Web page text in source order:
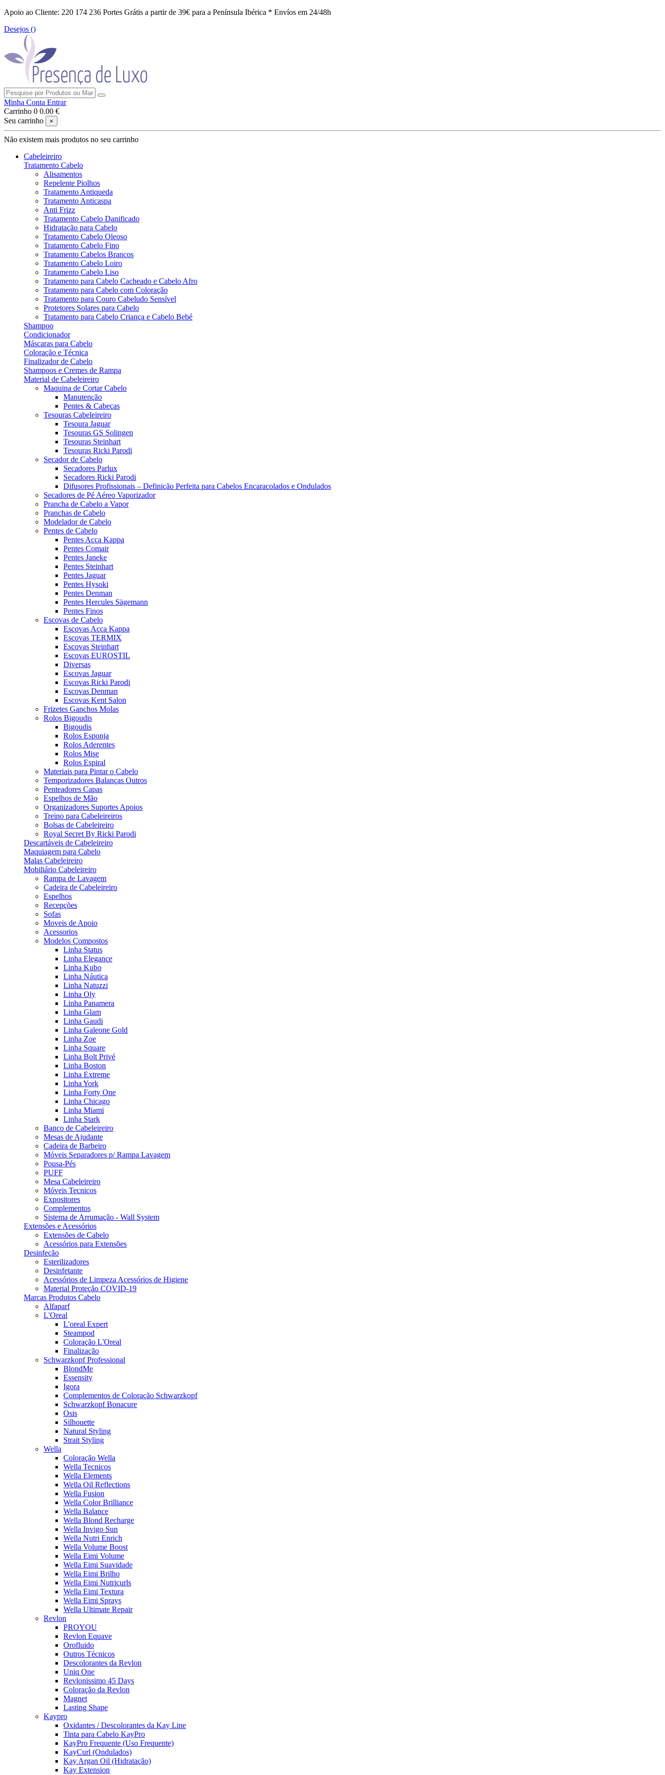
Apoio ao Cliente: 220 174 236 Portes Grátis a partir de 39€ para a Península Ibérica * Envíos em 24/48h
Desejos ()
Minha Conta Entrar
Carrinho 0 0.00 €
Seu carrinho
×
Não existem mais produtos no seu carrinho
Cabeleireiro
Tratamento Cabelo
Alisamentos
Repelente Piolhos
Tratamento Antiqueda
Tratamento Anticaspa
Anti Frizz
Tratamento Cabelo Danificado
Hidratação para Cabelo
Tratamento Cabelo Oleoso
Tratamento Cabelo Fino
Tratamento Cabelos Brancos
Tratamento Cabelo Loiro
Tratamento Cabelo Liso
Tratamento para Cabelo Cacheado e Cabelo Afro
Tratamento para Cabelo com Coloração
Tratamento para Couro Cabeludo Sensível
Protetores Solares para Cabelo
Tratamento para Cabelo Criança e Cabelo Bebé
Shampoo
Condicionador
Máscaras para Cabelo
Coloração e Técnica
Finalizador de Cabelo
Shampoos e Cremes de Rampa
Material de Cabeleireiro
Maquina de Cortar Cabelo
Manutenção
Pentes & Cabeças
Tesouras Cabeleireiro
Tesoura Jaguar
Tesouras GS Solingen
Tesouras Steinhart
Tesouras Ricki Parodi
Secador de Cabelo
Secadores Parlux
Secadores Ricki Parodi
Difusores Profissionais – Definição Perfeita para Cabelos Encaracolados e Ondulados
Secadores de Pé Aéreo Vaporizador
Prancha de Cabelo a Vapor
Pranchas de Cabelo
Modelador de Cabelo
Pentes de Cabelo
Pentes Acca Kappa
Pentes Comair
Pentes Janeke
Pentes Steinhart
Pentes Jaguar
Pentes Hysoki
Pentes Denman
Pentes Hercules Sägemann
Pentes Finos
Escovas de Cabelo
Escovas Acca Kappa
Escovas TERMIX
Escovas Steinhart
Escovas EUROSTIL
Diversas
Escovas Jaguar
Escovas Ricki Parodi
Escovas Denman
Escovas Kent Salon
Frizetes Ganchos Molas
Rolos Bigoudis
Bigoudis
Rolos Esponja
Rolos Aderentes
Rolos Mise
Rolos Espiral
Materiais para Pintar o Cabelo
Temporizadores Balanças Outros
Penteadores Capas
Espelhos de Mão
Organizadores Suportes Apoios
Treino para Cabeleireiros
Bolsas de Cabeleireiro
Royal Secret By Ricki Parodi
Descartáveis de Cabeleireiro
Maquiagem para Cabelo
Malas Cabeleireiro
Mobiliário Cabeleireiro
Rampa de Lavagem
Cadeira de Cabeleireiro
Espelhos
Recepções
Sofas
Moveis de Apoio
Acessorios
Modelos Compostos
Linha Status
Linha Elegance
Linha Kubo
Linha Náutica
Linha Natuzzi
Linha Oly
Linha Panamera
Linha Glam
Linha Gaudi
Linha Galeone Gold
Linha Zoe
Linha Square
Linha Bolt Privé
Linha Boston
Linha Extreme
Linha York
Linha Forty One
Linha Chicago
Linha Miami
Linha Stark
Banco de Cabeleireiro
Mesas de Ajudante
Cadeira de Barbeiro
Móveis Separadores p/ Rampa Lavagem
Pousa-Pés
PUFF
Mesa Cabeleireiro
Móveis Tecnicos
Expositores
Complementos
Sistema de Arrumação - Wall System
Extensões e Acessórios
Extensões de Cabelo
Acessórios para Extensões
Desinfeção
Esterilizadores
Desinfetante
Acessórios de Limpeza Acessórios de Higiene
Material Proteção COVID-19
Marcas Produtos Cabelo
Alfaparf
L'Oreal
L'oreal Expert
Steampod
Coloração L'Oreal
Finalização
Schwarzkopf Professional
BlondMe
Essensity
Igora
Complementos de Coloração Schwarzkopf
Schwarzkopf Bonacure
Osis
Silhouette
Natural Styling
Strait Styling
Wella
Coloração Wella
Wella Tecnicos
Wella Elements
Wella Oil Reflections
Wella Fusion
Wella Color Brilliance
Wella Balance
Wella Blond Recharge
Wella Invigo Sun
Wella Nutri Enrich
Wella Volume Boost
Wella Eimi Volume
Wella Eimi Suavidade
Wella Eimi Brilho
Wella Eimi Nutricurls
Wella Eimi Textura
Wella Eimi Sprays
Wella Ultimate Repair
Revlon
PROYOU
Revlon Equave
Orofluido
Outros Técnicos
Descolorantes da Revlon
Uniq One
Revlonissimo 45 Days
Coloração da Revlon
Magnet
Lasting Shape
Kaypro
Oxidantes / Descolorantes da Kay Line
Tinta para Cabelo KayPro
KayPro Frequente (Uso Frequente)
KayCurl (Ondulados)
Kay Argan Oil (Hidratação)
Kay Extension